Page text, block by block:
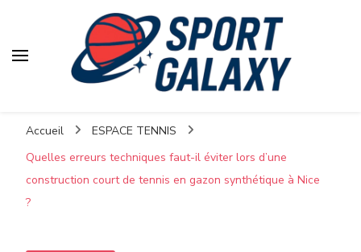
Accueil
ESPACE TENNIS
Quelles erreurs techniques faut-il éviter lors d’une
construction court de tennis en gazon synthétique à Nice
?